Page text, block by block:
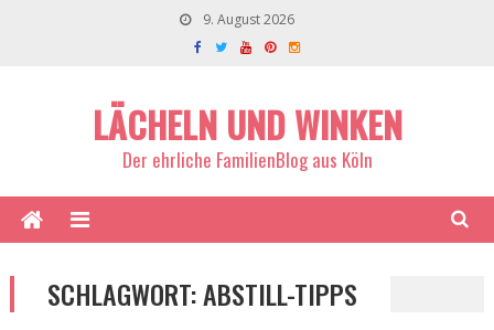
9. August 2026
LÄCHELN UND WINKEN
Der ehrliche FamilienBlog aus Köln
SCHLAGWORT:ABSTILL-TIPPS